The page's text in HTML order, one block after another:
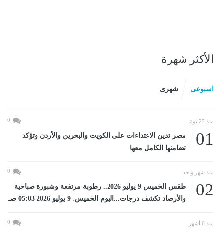
الأكثر شهرة
اسبوعى شهرى
منذ 25 يومًا 0
01
مصر تدين الاعتداءات على الكويت والبحرين والأردن وتؤكد
تضامنها الكامل معها
منذ شهر واحد 0
02
طقس الخميس 9 يوليو 2026.. رطوبة مرتفعة وشبورة صباحية
والأرصاد تكشف درجات...اليوم الخميس، 9 يوليو 2026 05:03 صـ
منذ 6 أشهر 0